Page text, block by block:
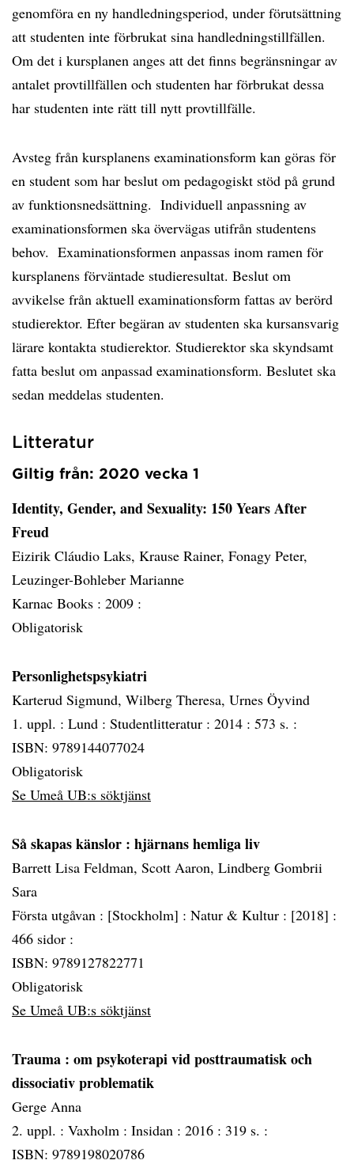
genomföra en ny handledningsperiod, under förutsättning
att studenten inte förbrukat sina handledningstillfällen.
Om det i kursplanen anges att det finns begränsningar av
antalet provtillfällen och studenten har förbrukat dessa
har studenten inte rätt till nytt provtillfälle.
Avsteg från kursplanens examinationsform kan göras för
en student som har beslut om pedagogiskt stöd på grund
av funktionsnedsättning. Individuell anpassning av
examinationsformen ska övervägas utifrån studentens
behov. Examinationsformen anpassas inom ramen för
kursplanens förväntade studieresultat. Beslut om
avvikelse från aktuell examinationsform fattas av berörd
studierektor. Efter begäran av studenten ska kursansvarig
lärare kontakta studierektor. Studierektor ska skyndsamt
fatta beslut om anpassad examinationsform. Beslutet ska
sedan meddelas studenten.
Litteratur
Giltig från: 2020 vecka 1
Identity, Gender, and Sexuality: 150 Years After
Freud
Eizirik Cláudio Laks, Krause Rainer, Fonagy Peter,
Leuzinger-Bohleber Marianne
Karnac Books : 2009 :
Obligatorisk
Personlighetspsykiatri
Karterud Sigmund, Wilberg Theresa, Urnes Öyvind
1. uppl. : Lund : Studentlitteratur : 2014 : 573 s. :
ISBN: 9789144077024
Obligatorisk
Se Umeå UB:s söktjänst
Så skapas känslor : hjärnans hemliga liv
Barrett Lisa Feldman, Scott Aaron, Lindberg Gombrii
Sara
Första utgåvan : [Stockholm] : Natur & Kultur : [2018] :
466 sidor :
ISBN: 9789127822771
Obligatorisk
Se Umeå UB:s söktjänst
Trauma : om psykoterapi vid posttraumatisk och
dissociativ problematik
Gerge Anna
2. uppl. : Vaxholm : Insidan : 2016 : 319 s. :
ISBN: 9789198020786